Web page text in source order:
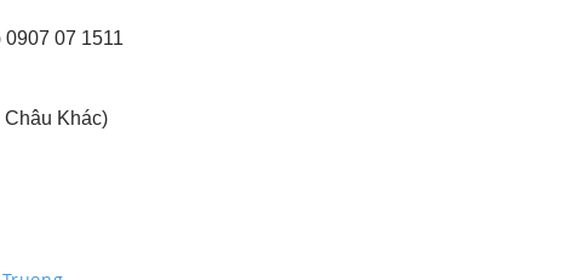
0907 07 1511
Châu Khác)